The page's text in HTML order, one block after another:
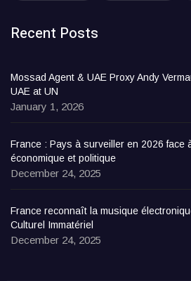
Recent Posts
Mossad Agent & UAE Proxy Andy
UAE at UN
January 1, 2026
France : Pays à surveiller en 2026 face
économique et politique
December 24, 2025
France reconnaît la musique
Culturel Immatériel
December 24, 2025